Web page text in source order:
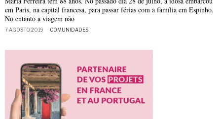
em Paris, na capital francesa, para passar férias com a família em Espinho.
No entanto a viagem não
7 AGOSTO, 2019 COMUNIDADES